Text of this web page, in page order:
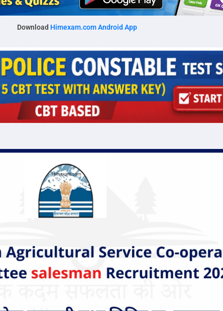
Download Himexam.com Android App